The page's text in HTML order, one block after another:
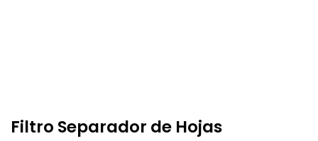
Filtro Separador de Hojas